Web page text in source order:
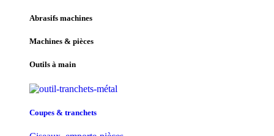
Abrasifs machines
Machines & pièces
Outils à main
Coupes & tranchets